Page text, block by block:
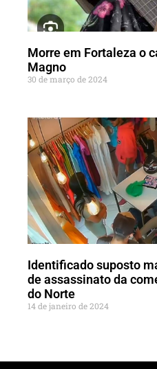
Morre em Fortaleza o
Magno
30 de março de 2024
Identificado suposto
de assassinato da
do Norte
14 de janeiro de 2024